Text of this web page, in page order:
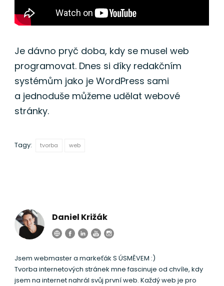
Je dávno pryč doba, kdy se musel web
programovat. Dnes si díky redakčním
systémům jako je WordPress sami
a jednoduše můžeme udělat webové
stránky.
Tagy: tvorba web
Daniel Križák
Jsem webmaster a markeťák S ÚSMĚVEM :)
Tvorba internetových stránek mne fascinuje od chvíle, kdy
jsem na internet nahrál svůj první web. Každý web je pro